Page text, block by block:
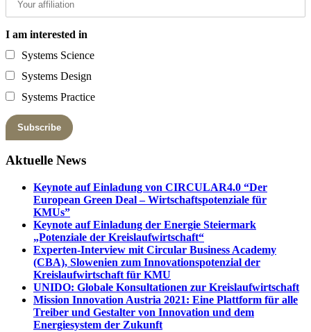
I am interested in
Systems Science
Systems Design
Systems Practice
Aktuelle News
Keynote auf Einladung von CIRCULAR4.0 “Der
European Green Deal – Wirtschaftspotenziale für
KMUs”
Keynote auf Einladung der Energie Steiermark
„Potenziale der Kreislaufwirtschaft“
Experten-Interview mit Circular Business Academy
(CBA), Slowenien zum Innovationspotenzial der
Kreislaufwirtschaft für KMU
UNIDO: Globale Konsultationen zur Kreislaufwirtschaft
Mission Innovation Austria 2021: Eine Plattform für alle
Treiber und Gestalter von Innovation und dem
Energiesystem der Zukunft